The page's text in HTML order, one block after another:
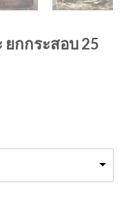
ยกกระสอบ 25